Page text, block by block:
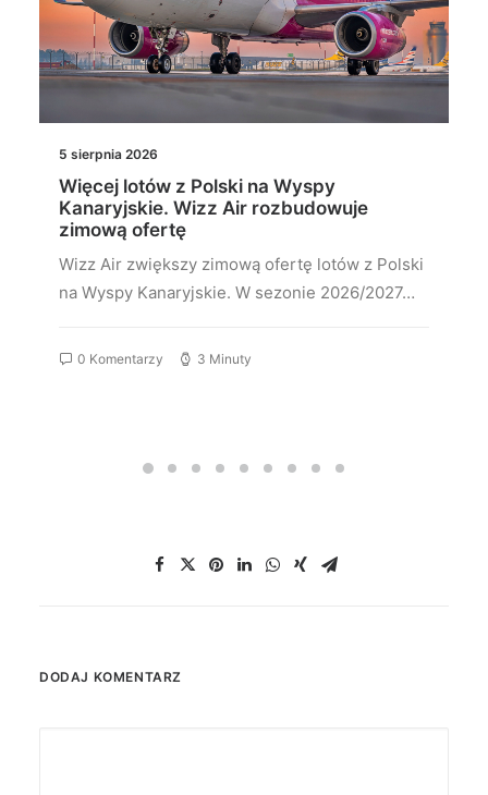
5 sierpnia 2026
Więcej lotów z Polski na Wyspy
Kanaryjskie. Wizz Air rozbudowuje
zimową ofertę
Wizz Air zwiększy zimową ofertę lotów z Polski
na Wyspy Kanaryjskie. W sezonie 2026/2027…
0 Komentarzy 3 Minuty
DODAJ KOMENTARZ